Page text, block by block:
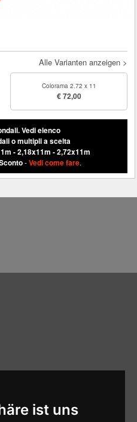
ist uns
Alle Varianten anzeigen >
Colorama 2.72 x 11
€ 72,00
Vedi elenco
o multipli a scelta
- 2,18x11m - 2,72x11m
-Vedi come fare.